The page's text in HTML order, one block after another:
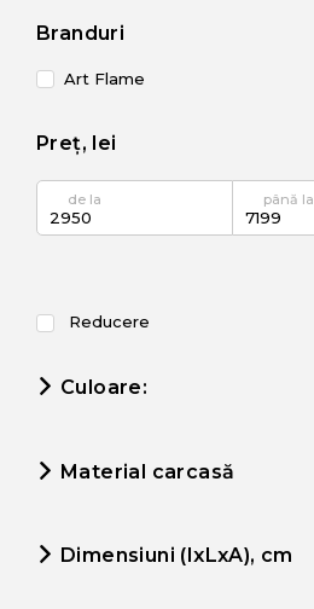
Branduri
Art Flame
Preț, lei
de la până la
Reducere
Culoare:
Material carcasă
Dimensiuni (IxLxA), cm